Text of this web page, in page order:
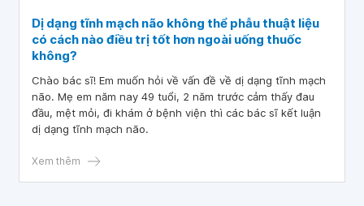
Dị dạng tĩnh mạch não không thể phẫu thuật liệu
có cách nào điều trị tốt hơn ngoài uống thuốc
không?
Chào bác sĩ! Em muốn hỏi về vấn đề về dị dạng tĩnh mạch
não. Mẹ em năm nay 49 tuổi, 2 năm trước cảm thấy đau
đầu, mệt mỏi, đi khám ở bệnh viện thì các bác sĩ kết luận
dị dạng tĩnh mạch não.
Xem thêm